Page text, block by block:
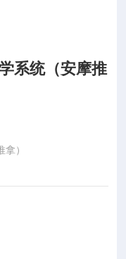
系统（安摩推
）
产品，以现代化的电脑
实用与操作技能有直接